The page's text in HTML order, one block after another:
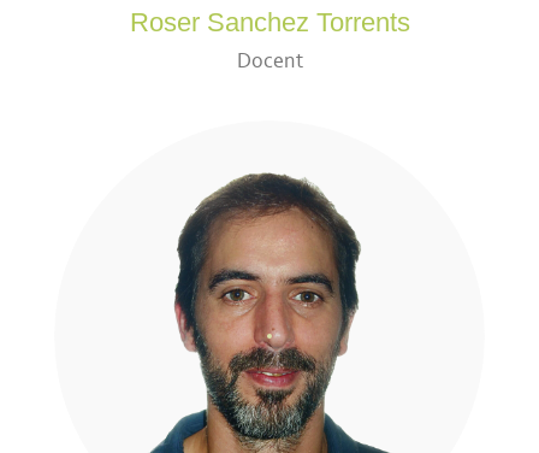
Roser Sanchez Torrents
Docent